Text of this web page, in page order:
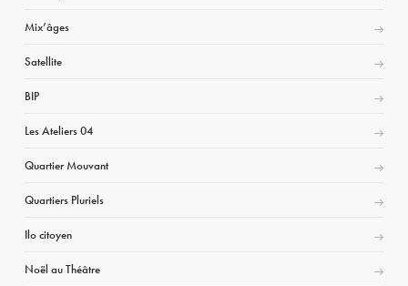
Mix’âges
Satellite
BIP
Les Ateliers 04
Quartier Mouvant
Quartiers Pluriels
Ilo citoyen
Noël au Théâtre